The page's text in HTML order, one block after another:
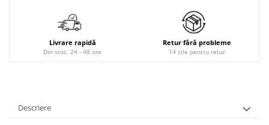
Livrare rapidă
Din stoc, 24 - 48 ore
Retur fără probleme
14 zile pentru retur
Descriere